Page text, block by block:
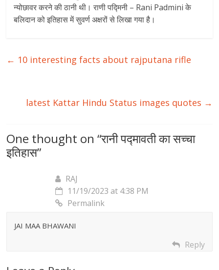
न्योछावर करने की ठानी थी। राणी पद्मिनी – Rani Padmini के
बलिदान को इतिहास में सुवर्ण अक्षरों से लिखा गया है।
← 10 interesting facts about rajputana rifle
latest Kattar Hindu Status images quotes →
One thought on “रानी पद्मावती का सच्चा
इतिहास”
RAJ
11/19/2023 at 4:38 PM
Permalink
JAI MAA BHAWANI
Reply